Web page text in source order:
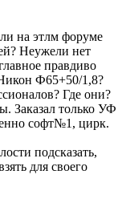
на этлм форуме
Неужели нет
правдиво
Ф65+50/1,8?
Где они?
Заказал только УФ
софт№1, цирк.
подсказать,
для своего